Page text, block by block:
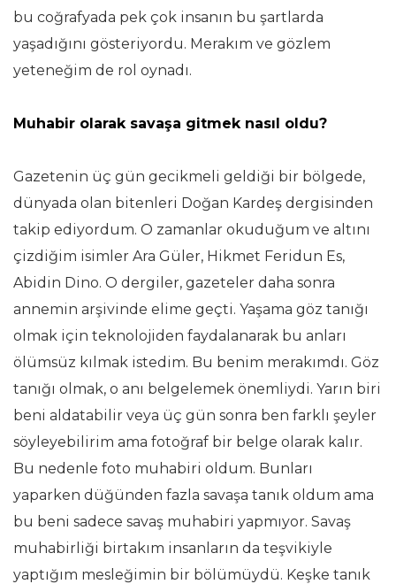
bu coğrafyada pek çok insanın bu şartlarda
yaşadığını gösteriyordu. Merakım ve gözlem
yeteneğim de rol oynadı.
Muhabir olarak savaşa gitmek nasıl oldu?
Gazetenin üç gün gecikmeli geldiği bir bölgede,
dünyada olan bitenleri Doğan Kardeş dergisinden
takip ediyordum. O zamanlar okuduğum ve altını
çizdiğim isimler Ara Güler, Hikmet Feridun Es,
Abidin Dino. O dergiler, gazeteler daha sonra
annemin arşivinde elime geçti. Yaşama göz tanığı
olmak için teknolojiden faydalanarak bu anları
ölümsüz kılmak istedim. Bu benim merakımdı. Göz
tanığı olmak, o anı belgelemek önemliydi. Yarın biri
beni aldatabilir veya üç gün sonra ben farklı şeyler
söyleyebilirim ama fotoğraf bir belge olarak kalır.
Bu nedenle foto muhabiri oldum. Bunları
yaparken düğünden fazla savaşa tanık oldum ama
bu beni sadece savaş muhabiri yapmıyor. Savaş
muhabirliği birtakım insanların da teşvikiyle
yaptığım mesleğimin bir bölümüydü. Keşke tanık